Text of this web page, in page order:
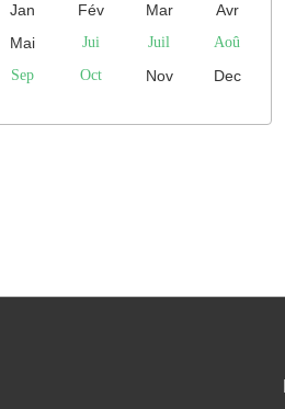
Jan Fév Mar
Avr
Mai
Jui Juil
Aoû
Sep
Oct Nov Dec